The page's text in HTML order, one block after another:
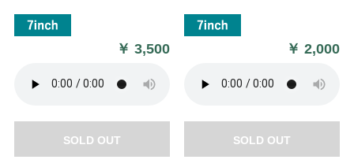
￥3,500
SOLD OUT
￥2,000
SOLD OUT